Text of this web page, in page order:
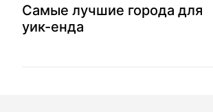
Самые лучшие города для
уик-енда